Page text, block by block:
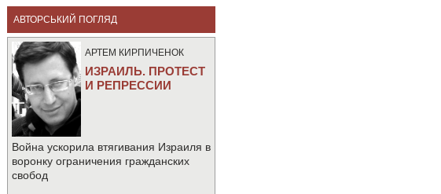
АВТОРСЬКИЙ ПОГЛЯД
АРТЕМ КИРПИЧЕНОК
ИЗРАИЛЬ. ПРОТЕСТ
И РЕПРЕССИИ
Война ускорила втягивания Израиля в
воронку ограничения гражданских
свобод